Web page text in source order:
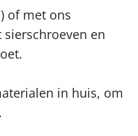
of met ons
sierschroeven en
in huis, om